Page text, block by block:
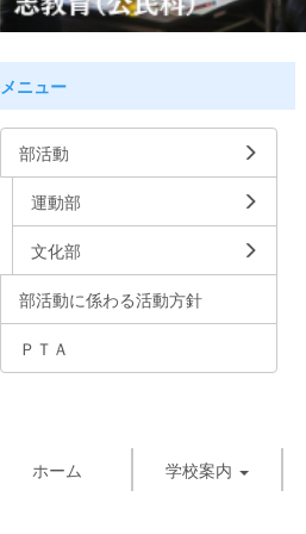
メニュー
部活動
運動部
文化部
部活動に係わる活動方針
ＰＴＡ
ホーム 学校案内